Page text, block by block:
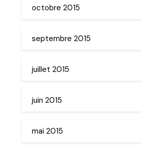
octobre 2015
septembre 2015
juillet 2015
juin 2015
mai 2015